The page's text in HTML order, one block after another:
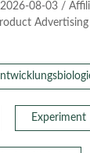
08-03 /
Advertising
Experiment